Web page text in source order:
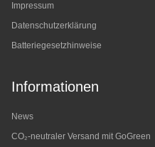
Impressum
Datenschutzerklärung
Batteriegesetzhinweise
Informationen
News
CO₂-neutraler Versand mit GoGreen